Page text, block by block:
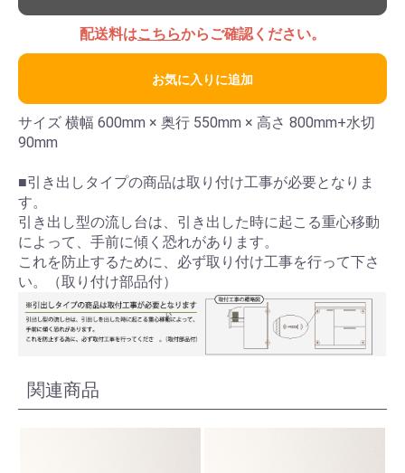
配送料はこちらからご確認ください。
お気に入りに追加
サイズ 横幅 600mm × 奥行 550mm × 高さ 800mm+水切
90mm
■引き出しタイプの商品は取り付け工事が必要となりま
す。
引き出し型の流し台は、引き出した時に起こる重心移動
によって、手前に傾く恐れがあります。
これを防止するために、必ず取り付け工事を行って下さ
い。（取り付け部品付）
関連商品